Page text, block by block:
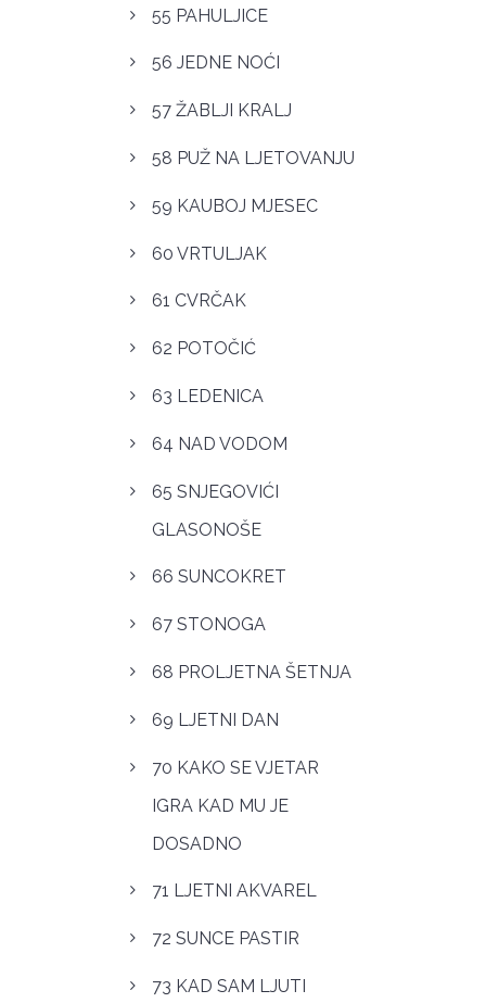
55 PAHULJICE
56 JEDNE NOĆI
57 ŽABLJI KRALJ
58 PUŽ NA LJETOVANJU
59 KAUBOJ MJESEC
60 VRTULJAK
61 CVRČAK
62 POTOČIĆ
63 LEDENICA
64 NAD VODOM
65 SNJEGOVIĆI
GLASONOŠE
66 SUNCOKRET
67 STONOGA
68 PROLJETNA ŠETNJA
69 LJETNI DAN
70 KAKO SE VJETAR
IGRA KAD MU JE
DOSADNO
71 LJETNI AKVAREL
72 SUNCE PASTIR
73 KAD SAM LJUTI